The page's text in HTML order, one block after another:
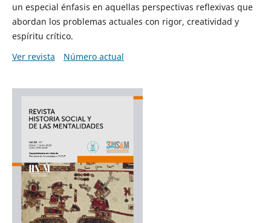
un especial énfasis en aquellas perspectivas reflexivas que
abordan los problemas actuales con rigor, creatividad y
espíritu crítico.
Ver revista
Número actual